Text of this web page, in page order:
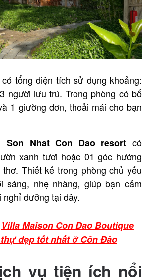
có tổng diện tích sử dụng khoảng:
người lưu trú. Trong phòng có bố
1 giường đơn, thoải mái cho bạn
Son Nhat Con Dao resort có
xanh tươi hoặc 01 góc hướng
Thiết kế trong phòng chủ yếu
sáng, nhẹ nhàng, giúp bạn cảm
dưỡng tại đây.
Villa Maison Con Dao Boutique
đẹp tốt nhất ở Côn Đảo
vụ tiện ích nổi